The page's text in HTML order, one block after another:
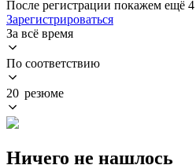
После регистрации покажем ещё
Зарегистрироваться
За всё время
По соответствию
20 резюме
Ничего не нашлось